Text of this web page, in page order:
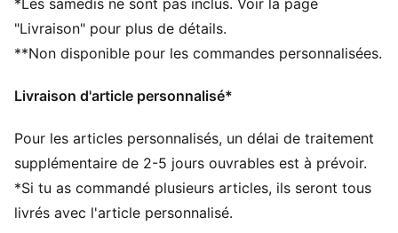
Talon : Semelle plateforme
Doublure : textile
Semelle extérieure : Caoutchouc
*Les samedis ne sont pas inclus. Voir la page
"Livraison" pour plus de détails.
**Non disponible pour les commandes personnalisées.
Livraison d'article personnalisé*
Pour les articles personnalisés, un délai de traitement
supplémentaire de 2-5 jours ouvrables est à prévoir.
*Si tu as commandé plusieurs articles, ils seront tous
livrés avec l'article personnalisé.